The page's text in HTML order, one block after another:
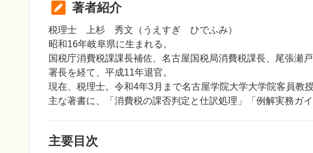
著者紹介
税理士 上杉 秀文（うえすぎ ひでふみ）
昭和16年岐阜県に生まれる。
国税庁消費税課課長補佐、名古屋国税局消費税課長、尾張瀬
署長を経て、平成11年退官。
現在、税理士。令和4年3月まで名古屋学院大学大学院客員教授
主な著書に、「消費税の課否判定と仕訳処理」「例解実務ガ
主要目次